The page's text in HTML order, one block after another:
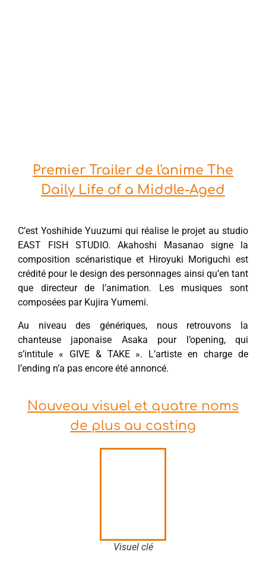
Premier Trailer de l'anime The
Daily Life of a Middle-Aged
C’est Yoshihide Yuuzumi qui réalise le projet au studio
EAST FISH STUDIO. Akahoshi Masanao signe la
composition scénaristique et Hiroyuki Moriguchi est
crédité pour le design des personnages ainsi qu’en tant
que directeur de l’animation. Les musiques sont
composées par Kujira Yumemi.
Au niveau des génériques, nous retrouvons la
chanteuse japonaise Asaka pour l’opening, qui
s’intitule « GIVE & TAKE ». L’artiste en charge de
l’ending n’a pas encore été annoncé.
Nouveau visuel et quatre noms
de plus au casting
Visuel clé